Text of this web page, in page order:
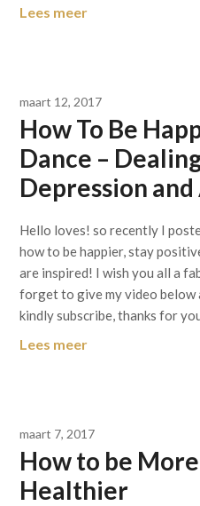
Lees meer
maart 12, 2017
How To Be
Dance –
Depression
Hello loves! so recently I
how to be happier, stay
are inspired! I wish you all a
forget to give my video below
kindly subscribe, thanks for
Lees meer
maart 7, 2017
How to be
Healthier